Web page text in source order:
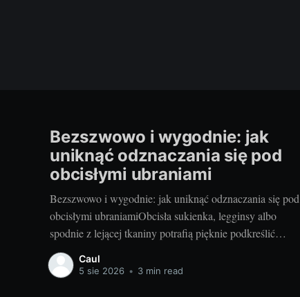
Bezszwowo i wygodnie: jak
uniknąć odznaczania się pod
obcisłymi ubraniami
Bezszwowo i wygodnie: jak uniknąć odznaczania się pod
obcisłymi ubraniamiObcisła sukienka, legginsy albo
spodnie z lejącej tkaniny potrafią pięknie podkreślić
sylwetkę – o ile pod spodem wszystko jest gładkie. Dziś
podpowiadam, jak ograć temat szwów, gumek i zgrubień
Caul
5 sie 2026 • 3 min read